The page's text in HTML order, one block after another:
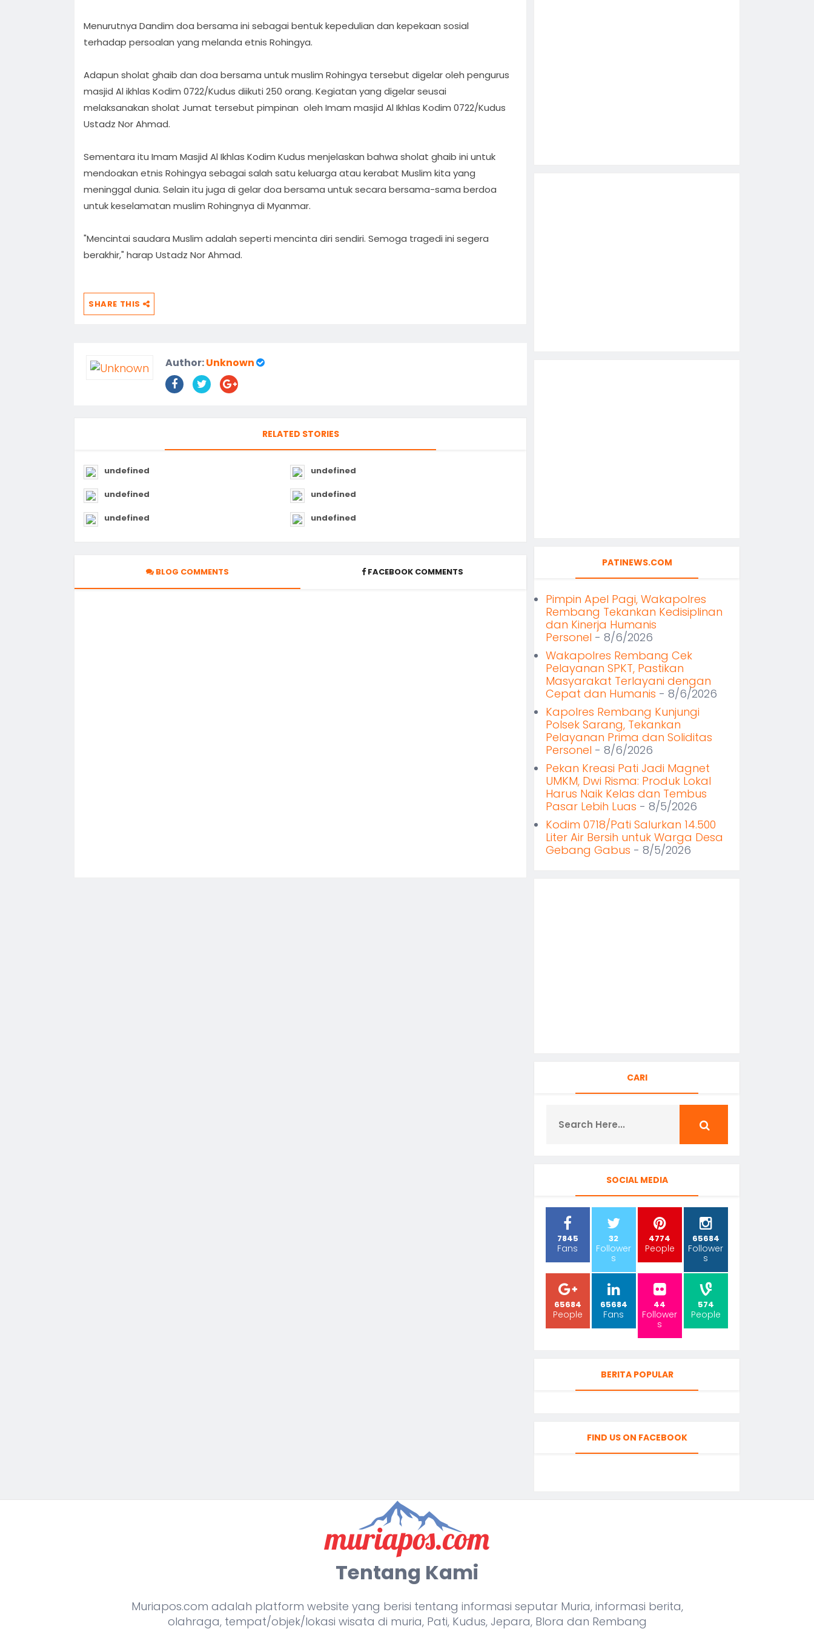
Menurutnya Dandim doa bersama ini sebagai bentuk kepedulian dan kepekaan sosial
terhadap persoalan yang melanda etnis Rohingya.
Adapun sholat ghaib dan doa bersama untuk muslim Rohingya tersebut digelar oleh pengurus
masjid Al ikhlas Kodim 0722/Kudus diikuti 250 orang. Kegiatan yang digelar seusai
melaksanakan sholat Jumat tersebut pimpinan oleh Imam masjid Al Ikhlas Kodim 0722/Kudus
Ustadz Nor Ahmad.
Sementara itu Imam Masjid Al Ikhlas Kodim Kudus menjelaskan bahwa sholat ghaib ini untuk
mendoakan etnis Rohingya sebagai salah satu keluarga atau kerabat Muslim kita yang
meninggal dunia. Selain itu juga di gelar doa bersama untuk secara bersama-sama berdoa
untuk keselamatan muslim Rohingnya di Myanmar.
"Mencintai saudara Muslim adalah seperti mencinta diri sendiri. Semoga tragedi ini segera
berakhir," harap Ustadz Nor Ahmad.
SHARE THIS
Author:Unknown
RELATED STORIES
undefined undefined
undefined undefined
undefined undefined
BLOG COMMENTS FACEBOOK COMMENTS
PATINEWS.COM
Pimpin Apel Pagi, Wakapolres
Rembang Tekankan Kedisiplinan
dan Kinerja Humanis
Personel - 8/6/2026
Wakapolres Rembang Cek
Pelayanan SPKT, Pastikan
Masyarakat Terlayani dengan
Cepat dan Humanis - 8/6/2026
Kapolres Rembang Kunjungi
Polsek Sarang, Tekankan
Pelayanan Prima dan Soliditas
Personel - 8/6/2026
Pekan Kreasi Pati Jadi Magnet
UMKM, Dwi Risma: Produk Lokal
Harus Naik Kelas dan Tembus
Pasar Lebih Luas - 8/5/2026
Kodim 0718/Pati Salurkan 14.500
Liter Air Bersih untuk Warga Desa
Gebang Gabus - 8/5/2026
CARI
SOCIAL MEDIA
7845
Fans
32
Follower
s
4774
People
65684
Follower
s
65684
People
65684
Fans
44
Follower
s
574
People
BERITA POPULAR
FIND US ON FACEBOOK
Tentang Kami
Muriapos.com adalah platform website yang berisi tentang informasi seputar Muria, informasi berita,
olahraga, tempat/objek/lokasi wisata di muria, Pati, Kudus, Jepara, Blora dan Rembang